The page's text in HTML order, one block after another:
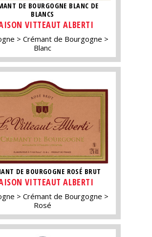
DE BOURGOGNE BLANC DE
BLANCS
VITTEAUT ALBERTI
Crémant de Bourgogne
Blanc
DE BOURGOGNE ROSÉ BRUT
VITTEAUT ALBERTI
Crémant de Bourgogne
Rosé